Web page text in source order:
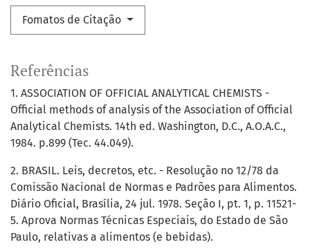
Fomatos de Citação
Referências
1. ASSOCIATION OF OFFICIAL ANALYTICAL CHEMISTS -
Official methods of analysis of the Association of Official
Analytical Chemists. 14th ed. Washington, D.C., A.O.A.C.,
1984. p.899 (Tec. 44.049).
2. BRASIL. Leis, decretos, etc. - Resolução no 12/78 da
Comissão Nacional de Normas e Padrões para Alimentos.
Diário Oficial, Brasília, 24 jul. 1978. Seção I, pt. 1, p. 11521-
5. Aprova Normas Técnicas Especiais, do Estado de São
Paulo, relativas a alimentos (e bebidas).